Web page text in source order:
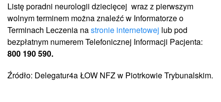
Listę poradni neurologii dziecięcej wraz z pierwszym
wolnym terminem można znaleźć w Informatorze o
Terminach Leczenia nastronie internetowej lub pod
bezpłatnym numerem Telefonicznej Informacji Pacjenta:
800 190 590.
Źródło: Delegatur4a ŁOW NFZ w Piotrkowie Trybunalskim.